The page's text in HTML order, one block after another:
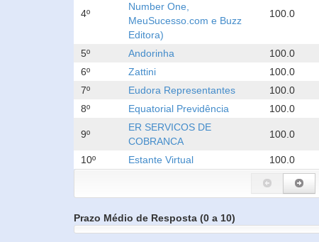
4º
Number One,
MeuSucesso.com e Buzz
Editora)
100.0
5º Andorinha
100.0
6º
Zattini
100.0
7º
Eudora Representantes
100.0
8º
Equatorial Previdência 100.0
9º
ER SERVICOS DE
COBRANCA
100.0
10º Estante Virtual 100.0
Prazo Médio de Resposta (0 a 10)